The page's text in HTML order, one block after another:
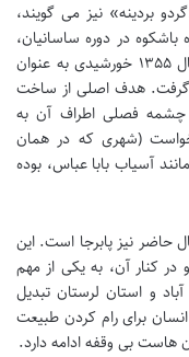
بردینه» نیز می گویند،
باشکوه در دوره ساسانیان،
حدود ۱۵۰۰ تا ۱۶۰۰ سال پیش، بنا شد و در سال ۱۳۵۵ خورشیدی به عنوان
گرفت. هدف اصلی از ساخت
چشمه فصلی اطراف آن به
(شهری که در همان
آسیاب بابا عباس، بوده
حاضر نیز پابرجا است. این
در کنار آن، به یکی از مهم
و استان لرستان تبدیل
برای رام کردن طبیعت
هاست بی وقفه ادامه دارد.